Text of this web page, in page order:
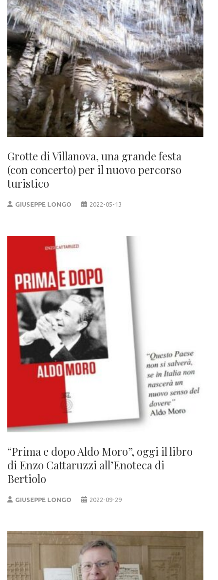
Grotte di Villanova, una grande festa
(con concerto) per il nuovo percorso
turistico
GIUSEPPE LONGO 2022-05-13
“Prima e dopo Aldo Moro”, oggi il libro
di Enzo Cattaruzzi all’Enoteca di
Bertiolo
GIUSEPPE LONGO 2022-09-29